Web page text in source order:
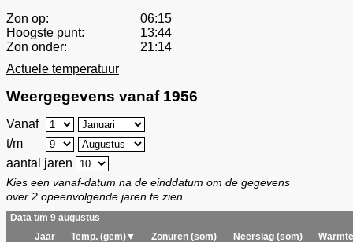
Zon op:
06:15
Hoogste punt:
13:44
Zon onder:
21:14
Actuele temperatuur
Weergegevens vanaf 1956
Vanaf
t/m
aantal jaren
Kies een vanaf-datum na de einddatum om de gegevens
over 2 opeenvolgende jaren te zien.
Data t/m 9 augustus
Jaar
Temp. (gem)▼ Zonuren (som) Neerslag (som)